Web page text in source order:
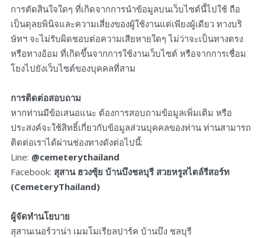
การตัดสินใจใดๆ ที่เกิดจากการนำข้อมูลบนเว็บไซต์นี้ไปใช้ ถือ
เป็นดุลยพินิจและความเสี่ยงของผู้ใช้งานแต่เพียงผู้เดียว ทางบริ
ษัทฯ จะไม่รับผิดชอบต่อความเสียหายใดๆ ไม่ว่าจะเป็นทางตรง
หรือทางอ้อม ที่เกิดขึ้นจากการใช้งานเว็บไซต์ หรือจากการเชื่อม
โยงไปยังเว็บไซต์ของบุคคลที่สาม
การติดต่อสอบถาม
หากท่านมีข้อเสนอแนะ ต้องการสอบถามข้อมูลเพิ่มเติม หรือ
ประสงค์จะใช้สิทธิ์เกี่ยวกับข้อมูลส่วนบุคคลของท่าน ท่านสามารถ
ติดต่อเราได้ผ่านช่องทางดังต่อไปนี้:
Line: @cemeterythailand
Facebook: สุสาน ฮวงซุ้ย บ้านบึงชลบุรี สวยหรูสไตล์รีสอร์ท
(CemeteryThailand)
ผู้จัดทำนโยบาย
สุสานเนอร์วาน่า เมมโมเรียลปาร์ค บ้านบึง ชลบุรี